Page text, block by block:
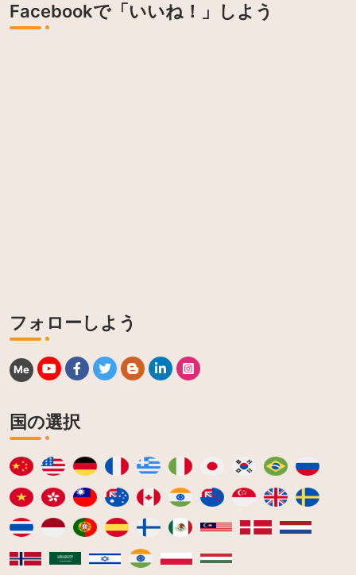
Facebookで「いいね！」しよう
フォローしよう
Me
国の選択